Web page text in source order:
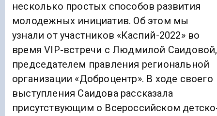
несколько простых способов развития
молодежных инициатив. Об этом мы
узнали от участников «Каспий-2022» во
время VIP-встречи с Людмилой Саидовой,
председателем правления региональной
организации «Доброцентр». В ходе своего
выступления Саидова рассказала
присутствующим о Всероссийском